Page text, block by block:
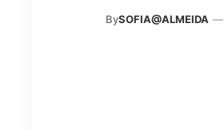
BySOFIA@ALMEIDA —